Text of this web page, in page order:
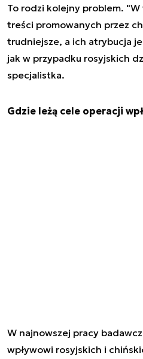
To rodzi kolejny problem.
treści promowanych przez
trudniejsze, a ich atrybucja
jak w przypadku rosyjskich
specjalistka.
Gdzie leżą cele operacji
W najnowszej pracy
wpływowi rosyjskich i